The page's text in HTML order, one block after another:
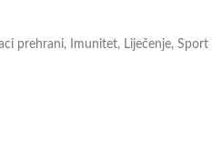
prehrani, Imunitet, Liječenje, Sport